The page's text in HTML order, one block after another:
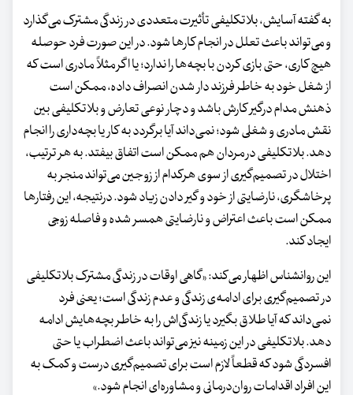
به گفته آسایش، بلاتکلیفی تأثیرت متعددی در زندگی مشترک می‌گذارد
و می‌تواند باعث تعلل در انجام کارها شود. در این صورت فرد حوصله
هیچ کاری، حتی بازی کردن با بچه‌ها را ندارد؛ یا اگر مثلاً مادری است که
از شغل خود به خاطر فرزند دار شدن انصراف داده، ممکن است
ذهنش مدام درگیر کارش باشد و دچار نوعی تعارض و بلاتکلیفی بین
نقش مادری و شغلی شود؛ نمی‌داند آیا برگردد به کار یا بچه‌داری را انجام
دهد. بلاتکلیفی در مردان هم ممکن است اتفاق بیفتد. به هر ترتیب،
اختلال در تصمیم‌گیری از سوی هرکدام از زوجین می‌تواند منجر به
پرخاشگری، نارضایتی از خود و گیر دادن زیاد شود. درنتیجه، این رفتارها
ممکن است باعث اعتراض و نارضایتی همسر شده و فاصله زوجی
ایجاد کند.
این روانشناس اظهار می‌کند: «گاهی اوقات در زندگی مشترک بلاتکلیفی
در تصمیم‌گیری برای ادامه‌ی زندگی و عدم زندگی است؛ یعنی فرد
نمی‌داند که آیا طلاق بگیرد یا زندگی‌اش را به خاطر بچه‌هایش ادامه
دهد. بلاتکلیفی در این زمینه نیز می‌تواند باعث اضطراب یا حتی
افسردگی شود که قطعاً لازم است برای تصمیم‌گیری درست و کمک به
این افراد اقدامات روان‌درمانی و مشاوره‌ای انجام شود.»